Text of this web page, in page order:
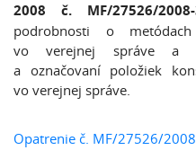
2008 č. MF/27526/2008-
podrobnosti o
vo verejnej správe a
a označovaní položiek
vo verejnej správe.
Opatrenie č. MF/27526/